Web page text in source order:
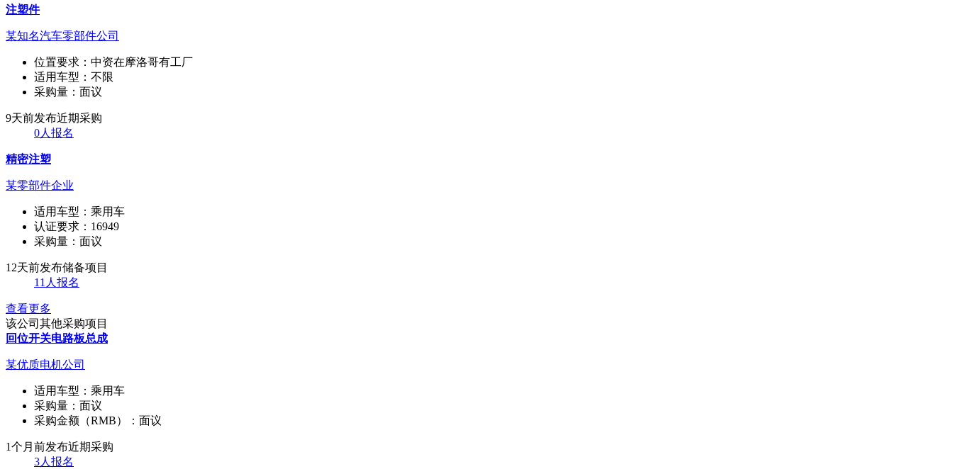
注塑件
某知名汽车零部件公司
位置要求： 中资在摩洛哥有工厂
适用车型： 不限
采购量： 面议
9天前发布近期采购
0人报名
精密注塑
某零部件企业
适用车型： 乘用车
认证要求： 16949
采购量： 面议
12天前发布储备项目
11人报名
查看更多
该公司其他采购项目
回位开关电路板总成
某优质电机公司
适用车型： 乘用车
采购量： 面议
采购金额（RMB）： 面议
1个月前发布近期采购
3人报名